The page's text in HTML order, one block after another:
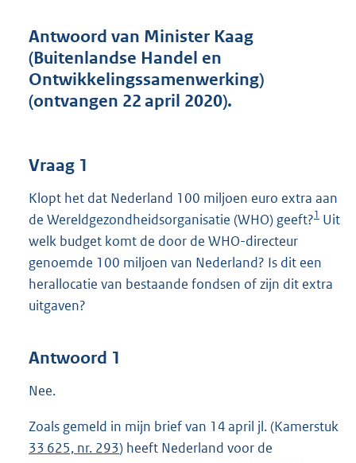
4
8
b
Antwoord van Minister Kaag
(Buitenlandse Handel en
Ontwikkelingssamenwerking)
(ontvangen 22 april 2020).
Vraag 1
Klopt het dat Nederland 100 miljoen euro extra aan
de Wereldgezondheidsorganisatie (WHO) geeft?1 Uit
welk budget komt de door de WHO-directeur
genoemde 100 miljoen van Nederland? Is dit een
herallocatie van bestaande fondsen of zijn dit extra
uitgaven?
Antwoord 1
Nee.
Zoals gemeld in mijn brief van 14 april jl. (Kamerstuk
33 625, nr. 293) heeft Nederland voor de